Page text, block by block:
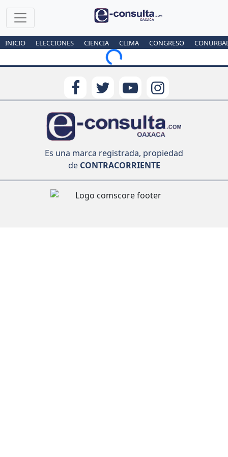
INICIO ELECCIONES CIENCIA CLIMA CONGRESO
Loading...
Es una marca registrada, propiedad
deCONTRACORRIENTE